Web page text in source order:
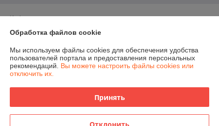
Информация для покупателя
Юридическое лицо:ЧПТУП "Белфрезмет"
Регистрационный номер ЕГР: 191499355
УНП: 191499355
Регистрационный орган: Управление экономики администрации
Обработка файлов cookie
Мы используем файлы cookies для обеспечения удобства
пользователей портала и предоставления персональных
рекомендаций. Вы можете настроить файлы cookies или
отключить их.
Принять
Отклонить